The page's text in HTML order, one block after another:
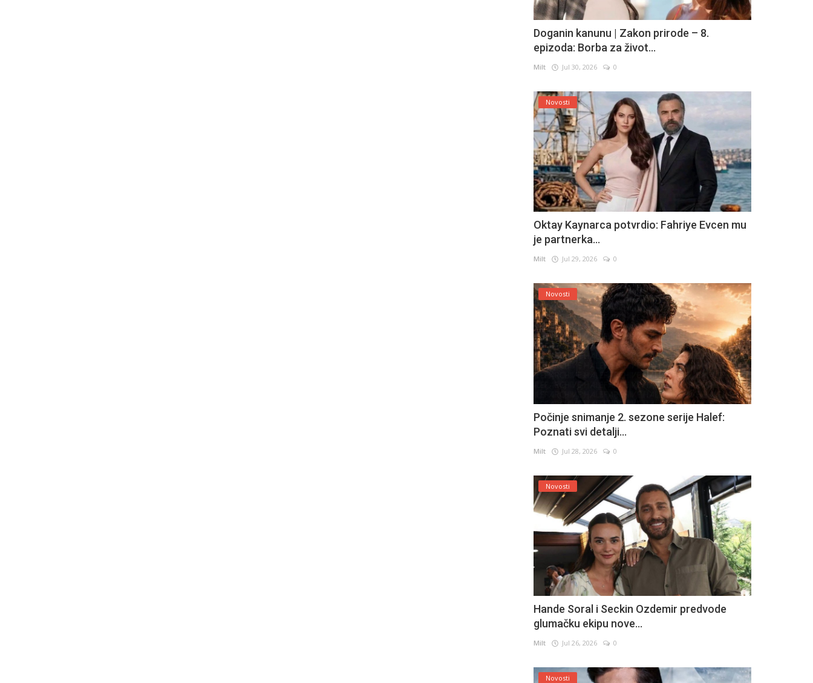
Doganin kanunu | Zakon prirode – 8.
epizoda: Borba za život...
Milt Jul 30, 2026 0
Novosti
Oktay Kaynarca potvrdio: Fahriye Evcen mu
je partnerka...
Milt Jul 29, 2026 0
Novosti
Počinje snimanje 2. sezone serije Halef:
Poznati svi detalji...
Milt Jul 28, 2026 0
Novosti
Hande Soral i Seckin Ozdemir predvode
glumačku ekipu nove...
Milt Jul 26, 2026 0
Novosti